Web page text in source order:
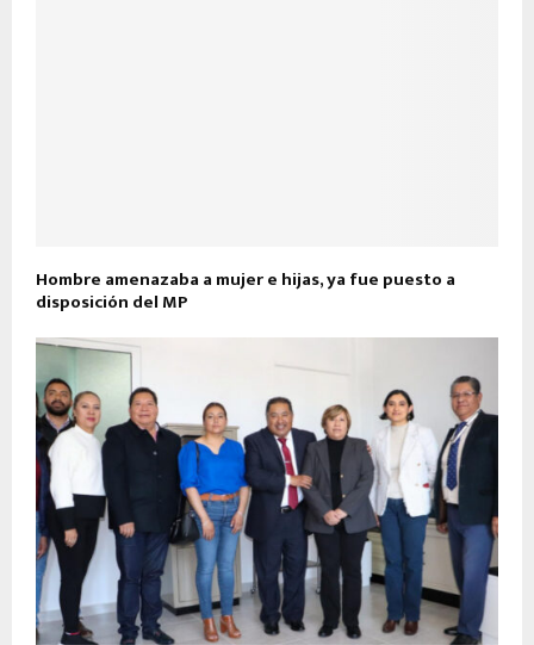
Hombre amenazaba a mujer e hijas, ya fue puesto a
disposición del MP